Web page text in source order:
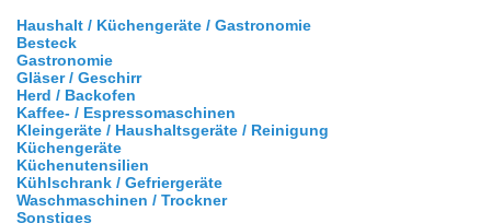
Haushalt / Küchengeräte / Gastronomie
Besteck
Gastronomie
Gläser / Geschirr
Herd / Backofen
Kaffee- / Espressomaschinen
Kleingeräte / Haushaltsgeräte / Reinigung
Küchengeräte
Küchenutensilien
Kühlschrank / Gefriergeräte
Waschmaschinen / Trockner
Sonstiges